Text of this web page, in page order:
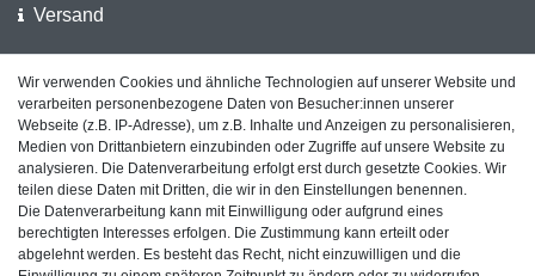
Versand
Wir unterstützen die Polizei
Kundenfeedback auf ShopVote
Impressum Daten­schutz­erklärung AGB
Wir verwenden Cookies und ähnliche Technologien auf unserer Website und
verarbeiten personenbezogene Daten von Besucher:innen unserer
Webseite (z.B. IP-Adresse), um z.B. Inhalte und Anzeigen zu personalisieren,
Medien von Drittanbietern einzubinden oder Zugriffe auf unsere Website zu
analysieren. Die Datenverarbeitung erfolgt erst durch gesetzte Cookies. Wir
teilen diese Daten mit Dritten, die wir in den Einstellungen benennen.
Die Datenverarbeitung kann mit Einwilligung oder aufgrund eines
berechtigten Interesses erfolgen. Die Zustimmung kann erteilt oder
abgelehnt werden. Es besteht das Recht, nicht einzuwilligen und die